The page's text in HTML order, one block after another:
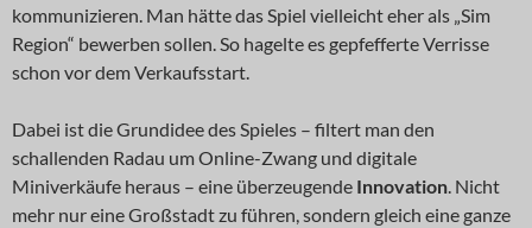
kommunizieren. Man hätte das Spiel vielleicht eher als „Sim
Region“ bewerben sollen. So hagelte es gepfefferte Verrisse
schon vor dem Verkaufsstart.
Dabei ist die Grundidee des Spieles – filtert man den
schallenden Radau um Online-Zwang und digitale
Miniverkäufe heraus – eine überzeugende Innovation. Nicht
mehr nur eine Großstadt zu führen, sondern gleich eine ganze